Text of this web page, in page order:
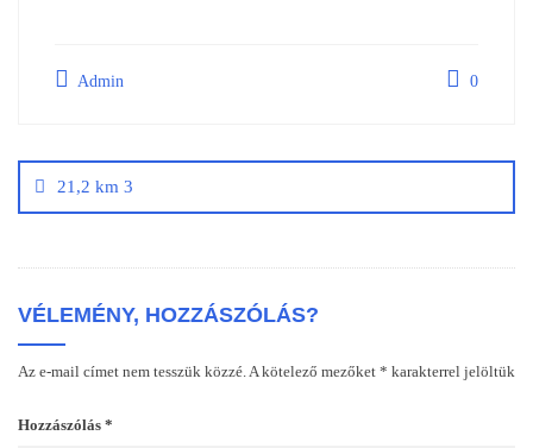
Admin 0
navigáció
21,2 km 3
VÉLEMÉNY, HOZZÁSZÓLÁS?
Az e-mail címet nem tesszük közzé.A kötelező mezőket * karakterrel jelöltük
Hozzászólás *